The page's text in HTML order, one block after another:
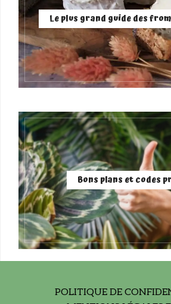
Le plus grand guide des
Bons plans et codes
POLITIQUE DE